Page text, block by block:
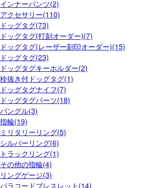
インナーパンツ(2)
アクセサリー(110)
ドッグタグ(73)
ドッグタグ(打刻オーダー)(7)
ドッグタグ(レーザー刻印オーダー)(15)
ドッグタグ(23)
ドッグタグキーホルダー(2)
栓抜き付ドッグタグ(1)
ドッグタグナイフ(7)
ドッグタグパーツ(18)
バングル(3)
指輪(19)
ミリタリーリング(5)
シルバーリング(6)
トラックリング(1)
その他の指輪(4)
リングゲージ(3)
パラコードブレスレット(14)